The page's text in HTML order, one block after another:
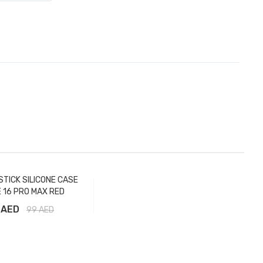
SILICONE CASE
16 PRO MAX RED
99AED